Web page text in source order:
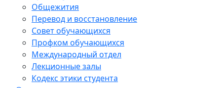
Общежития
Перевод и восстановление
Совет обучающихся
Профком обучающихся
Международный отдел
Лекционные залы
Кодекс этики студента